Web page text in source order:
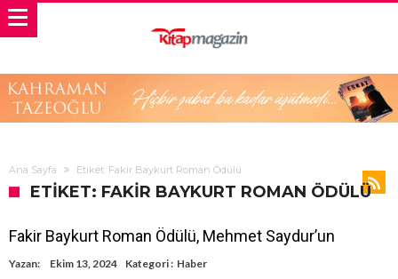
Ana Sayfa Etiket: Fakir Baykurt Roman Ödülü
ETIKET: FAKIR BAYKURT ROMAN ÖDÜLÜ
Fakir Baykurt Roman Ödülü, Mehmet Saydur’un
Yazan: Ekim 13, 2024 Kategori : Haber